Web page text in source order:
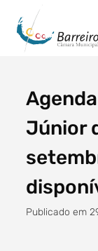
Procurar
Tipo de
Júnior
Publicado em